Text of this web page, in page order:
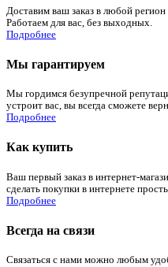
Доставим ваш заказ в любой
Работаем для вас, без выходных.
Подробнее
Мы гарантируем
Мы гордимся безупречной
устроит вас, вы всегда сможете
Подробнее
Как купить
Ваш первый заказ в интернет-
сделать покупки в интернете
Подробнее
Всегда на связи
Связаться с нами можно любым